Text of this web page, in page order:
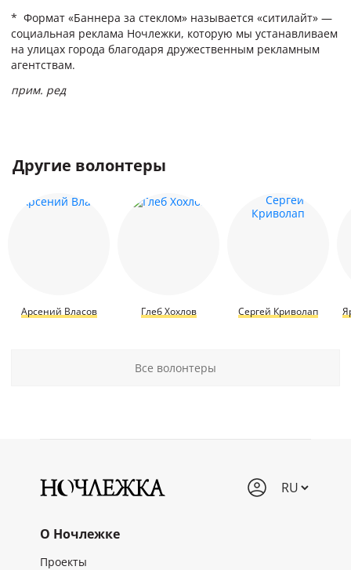
* Формат «Баннера за стеклом» называется «ситилайт» —
социальная реклама Ночлежки, которую мы устанавливаем
на улицах города благодаря дружественным рекламным
агентствам.
прим. ред
Другие волонтеры
Арсений Власов Глеб Хохлов Сергей Криволап
Все волонтеры
О Ночлежке
Проекты